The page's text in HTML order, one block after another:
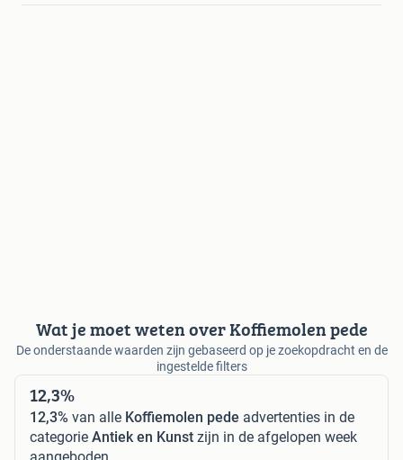
Wat je moet weten over Koffiemolen pede
De onderstaande waarden zijn gebaseerd op je zoekopdracht en de
ingestelde filters
12,3%
12,3% van alle Koffiemolen pede advertenties in de
categorie Antiek en Kunst zijn in de afgelopen week